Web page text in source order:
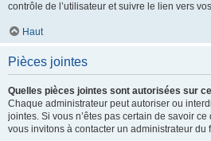
contrôle de l’utilisateur et suivre le lien vers
Haut
Pièces jointes
Quelles pièces jointes sont autorisées sur
Chaque administrateur peut autoriser ou
jointes. Si vous n’êtes pas certain de savoir
vous invitons à contacter un administrateur du